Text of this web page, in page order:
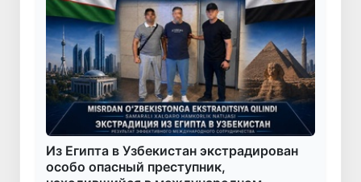
Из Египта в Узбекистан экстрадирован
особо опасный преступник,